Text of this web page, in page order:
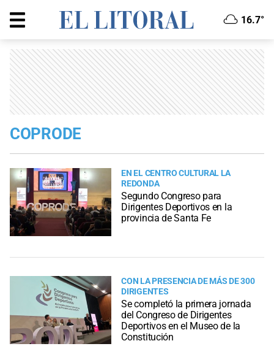
16.7°
COPRODE
EN EL CENTRO CULTURAL LA
REDONDA
Segundo Congreso para
Dirigentes Deportivos en la
provincia de Santa Fe
CON LA PRESENCIA DE MÁS DE 300
DIRIGENTES
Se completó la primera jornada
del Congreso de Dirigentes
Deportivos en el Museo de la
Constitución